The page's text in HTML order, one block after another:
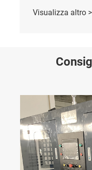
Visualizza altro